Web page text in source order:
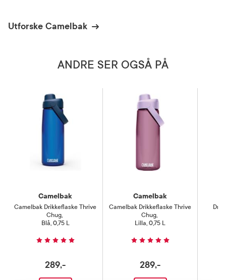
Utforske Camelbak
ANDRE SER OGSÅ PÅ
Camelbak
Camelbak Drikkeflaske Thrive
Chug,
Blå, 0,75 L
289,-
Camelbak
Camelbak Drikkeflaske Thrive
Chug,
Lilla, 0,75 L
289,-